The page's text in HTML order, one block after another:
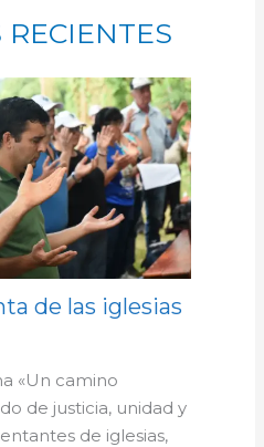
de las iglesias
«Un camino
de justicia, unidad y
de iglesias,